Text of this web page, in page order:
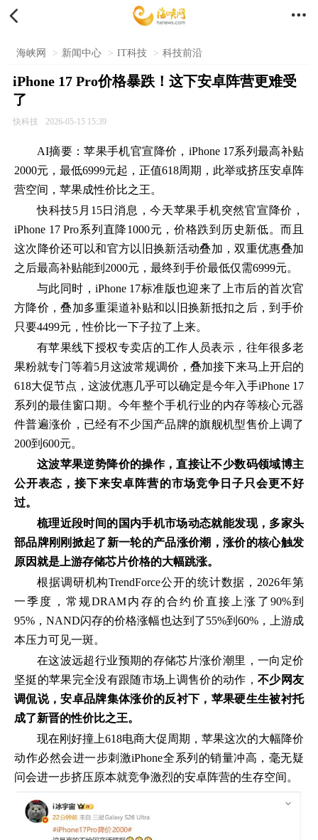
 
海峡网 > 新闻中心 > IT科技 > 科技前沿
iPhone 17 Pro价格暴跌！这下安卓阵营更难受
了
快科技 2026-05-15 15:39
AI摘要：苹果手机官宣降价，iPhone 17系列最高补贴
2000元，最低6999元起，正值618周期，此举或挤压安卓阵
营空间，苹果成性价比之王。
快科技5月15日消息，今天苹果手机突然官宣降价，
iPhone 17 Pro系列直降1000元，价格跌到历史新低。而且
这次降价还可以和官方以旧换新活动叠加，双重优惠叠加
之后最高补贴能到2000元，最终到手价最低仅需6999元。
与此同时，iPhone 17标准版也迎来了上市后的首次官
方降价，叠加多重渠道补贴和以旧换新抵扣之后，到手价
只要4499元，性价比一下子拉了上来。
有苹果线下授权专卖店的工作人员表示，往年很多老
果粉就专门等着5月这波常规调价，叠加接下来马上开启的
618大促节点，这波优惠几乎可以确定是今年入手iPhone 17
系列的最佳窗口期。今年整个手机行业的内存等核心元器
件普遍涨价，已经有不少国产品牌的旗舰机型售价上调了
200到600元。
这波苹果逆势降价的操作，直接让不少数码领域博主
公开表态，接下来安卓阵营的市场竞争日子只会更不好
过。
梳理近段时间的国内手机市场动态就能发现，多家头
部品牌刚刚掀起了新一轮的产品涨价潮，涨价的核心触发
原因就是上游存储芯片价格的大幅跳涨。
根据调研机构TrendForce公开的统计数据，2026年第
一季度，常规DRAM内存的合约价直接上涨了90%到
95%，NAND闪存的价格涨幅也达到了55%到60%，上游成
本压力可见一斑。
在这波远超行业预期的存储芯片涨价潮里，一向定价
坚挺的苹果完全没有跟随市场上调售价的动作， 不少网友
调侃说，安卓品牌集体涨价的反衬下，苹果硬生生被衬托
成了新晋的性价比之王。
现在刚好撞上618电商大促周期，苹果这次的大幅降价
动作必然会进一步刺激iPhone全系列的销量冲高，毫无疑
问会进一步挤压原本就竞争激烈的安卓阵营的生存空间。